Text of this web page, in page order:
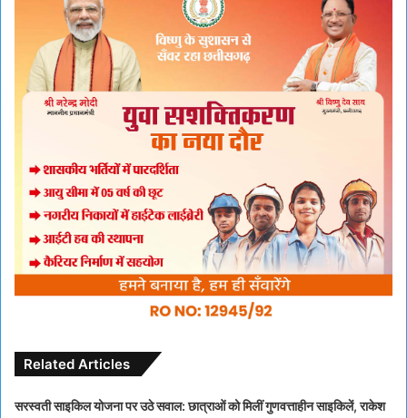
Related Articles
सरस्वती साइकिल योजना पर उठे सवाल: छात्राओं को मिलीं गुणवत्ताहीन साइकिलें, राकेश